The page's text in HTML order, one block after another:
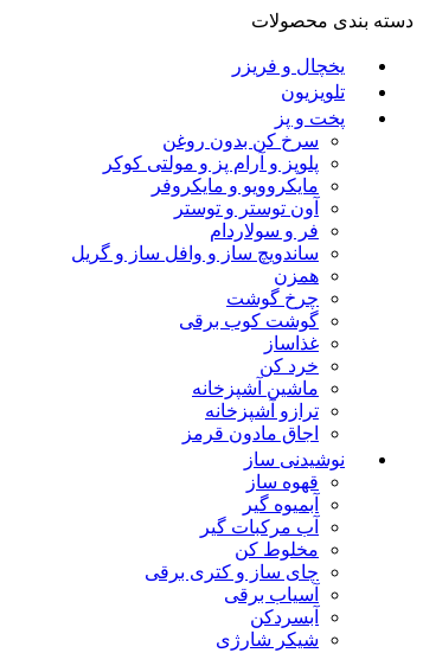
دسته بندی محصولات
یخچال و فریزر
تلویزیون
پخت و پز
سرخ کن بدون روغن
پلوپز و آرام پز و مولتی کوکر
مایکروویو و مایکروفر
آون توستر و توستر
فر و سولاردام
ساندویچ ساز و وافل ساز و گریل
همزن
چرخ گوشت
گوشت کوب برقی
غذاساز
خرد کن
ماشین آشپزخانه
ترازو آشپزخانه
اجاق مادون قرمز
نوشیدنی ساز
قهوه ساز
آبمیوه گیر
آب مرکبات گیر
مخلوط کن
چای ساز و کتری برقی
آسیاب برقی
آبسردکن
شیکر شارژی